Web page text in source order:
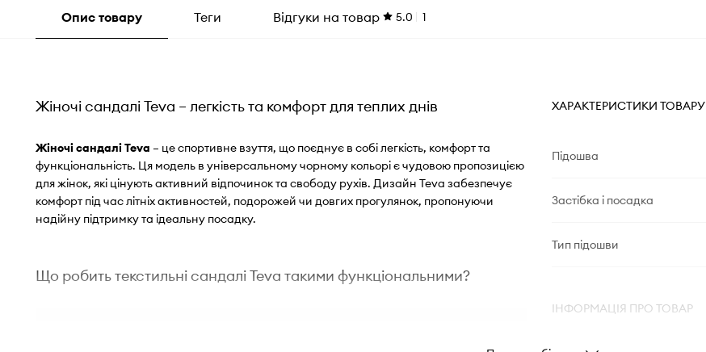
Опис товару Теги Відгуки на товар 5.0 1
Жіночі сандалі Teva – легкість та комфорт для теплих днів
Жіночі сандалі Teva – це спортивне взуття, що поєднує в собі легкість, комфорт та
функціональність. Ця модель в універсальному чорному кольорі є чудовою пропозицією
для жінок, які цінують активний відпочинок та свободу рухів. Дизайн Teva забезпечує
комфорт під час літніх активностей, подорожей чи довгих прогулянок, пропонуючи
надійну підтримку та ідеальну посадку.
Що робить текстильні сандалі Teva такими функціональними?
ХАРАКТЕРИСТИКИ ТОВАРУ
Підошва
Застібка і посадка
Тип підошви
ІНФОРМАЦІЯ ПРО ТОВАР